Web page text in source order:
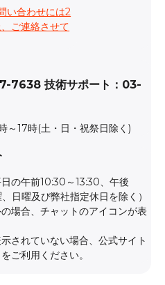
い合わせには2
ご連絡させて
7638 技術サポート：03-
～17時(土・日・祝祭日除く)
の午前10:30～13:30、午後
日曜及び弊社指定休日を除く）
場合、チャットのアイコンが表
されていない場合、公式サイト
ご利用ください。